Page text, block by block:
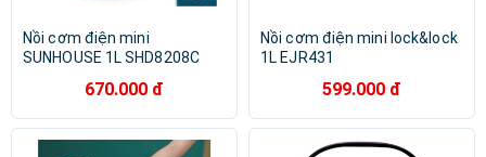
Nồi cơm điện mini
SUNHOUSE 1L SHD8208C
670.000 đ
Nồi cơm điện mini lock&lock
1L EJR431
599.000 đ